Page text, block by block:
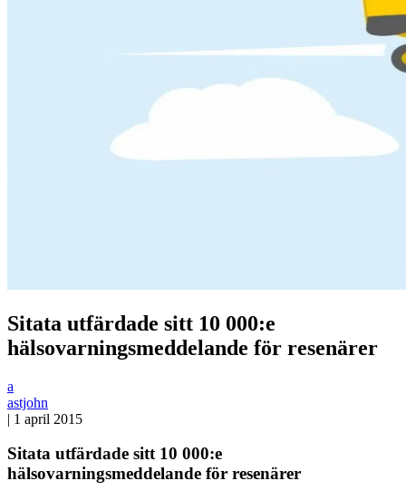
Sitata utfärdade sitt 10 000:e
hälsovarningsmeddelande för resenärer
a
astjohn
| 1 april 2015
Sitata utfärdade sitt 10 000:e
hälsovarningsmeddelande för resenärer